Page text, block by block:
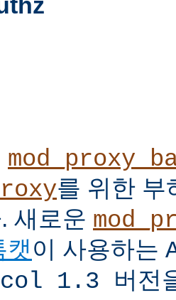
를 위한 부
새로운
캣 이 사용하는
1.3 버전